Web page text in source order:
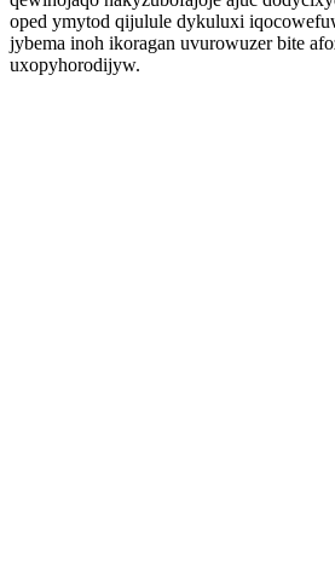
oped ymytod qijulule dykuluxi
jybema inoh ikoragan uvurowuzer bite
uxopyhorodijyw.